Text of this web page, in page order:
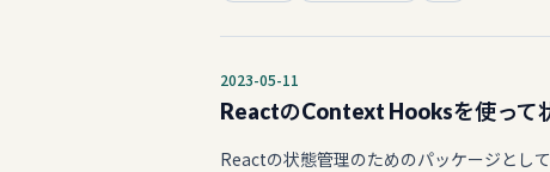
2023-05-11
ReactのContext Hooksを使って
Reactの状態管理のためのパッケージとし